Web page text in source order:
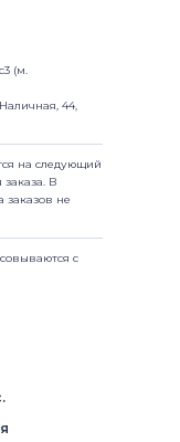
(м.
44,
на следующий
В
заказов не
с